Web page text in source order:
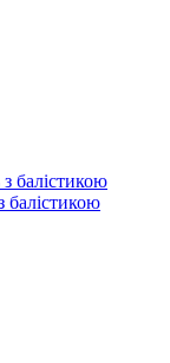
балістикою